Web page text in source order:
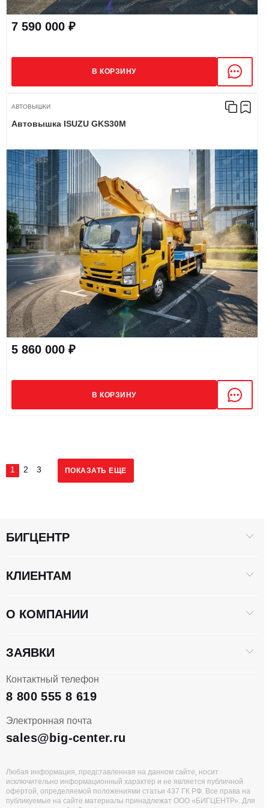
7 590 000 ₽
В КОРЗИНУ
АВТОВЫШКИ
Автовышка ISUZU GKS30M
5 860 000 ₽
В КОРЗИНУ
ПОКАЗАТЬ ЕЩЕ
1 2 3
Контактный телефон
8 800 555 8 619
Электронная почта
sales@big-center.ru
БИГЦЕНТР
КЛИЕНТАМ
О КОМПАНИИ
ЗАЯВКИ
Любая информация, представленная на данном сайте, носит
исключительно информационный характер и не является публичной
офертой, определяемой положениями статьи 437 ГК РФ. Все права на
публикуемые на сайте материалы принадлежат ООО «БИГЦЕНТР». Для